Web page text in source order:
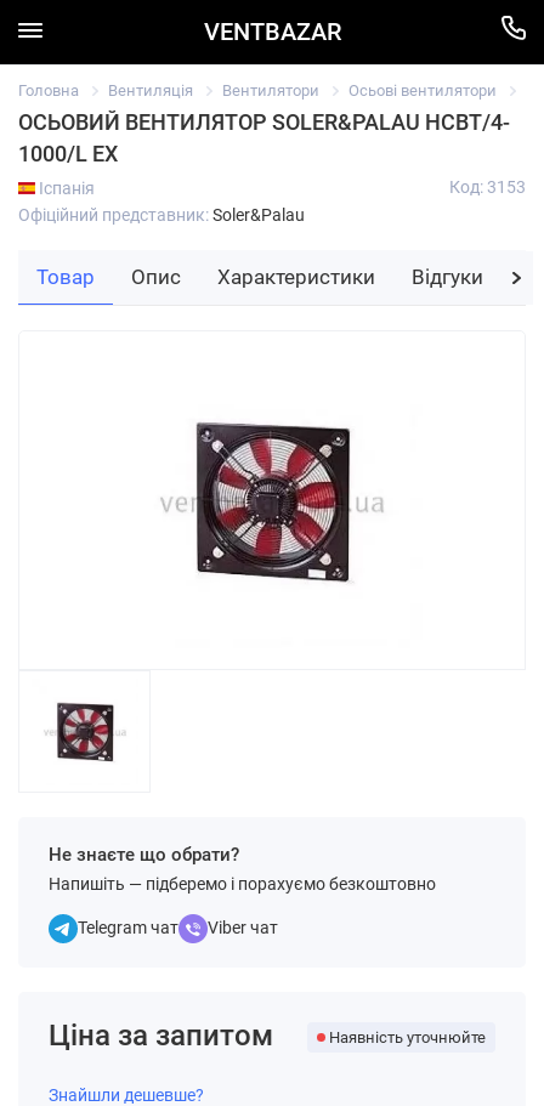
VENTBAZAR
Головна Вентиляція Вентилятори Осьові вентилятори
ОСЬОВИЙ ВЕНТИЛЯТОР SOLER&PALAU HCBT/4-
1000/L EX
Іспанія
Офіційний представник:Soler&Palau
Код: 3153
Не знаєте що обрати?
Напишіть — підберемо і порахуємо безкоштовно
Telegram чат Viber чат
Ціна за запитом Наявність уточнюйте
Знайшли дешевше?
Товар Опис Характеристики Відгуки